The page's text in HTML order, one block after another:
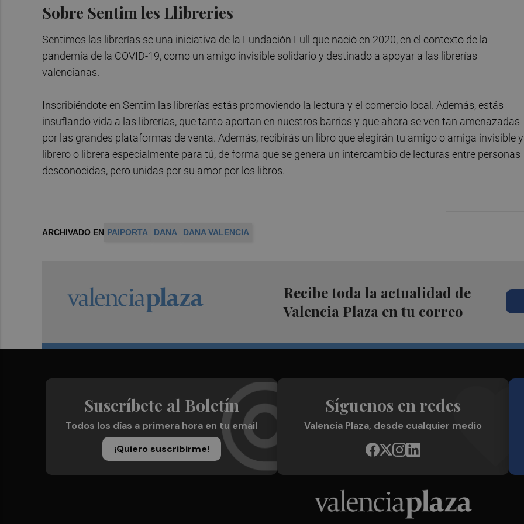
Sobre Sentim les Llibreries
Sentimos las librerías se una iniciativa de la Fundación Full que nació en 2020, en el contexto de la
pandemia de la COVID-19, como un amigo invisible solidario y destinado a apoyar a las librerías
valencianas.
Inscribiéndote en Sentim las librerías estás promoviendo la lectura y el comercio local. Además, estás
insuflando vida a las librerías, que tanto aportan en nuestros barrios y que ahora se ven tan amenazadas
por las grandes plataformas de venta. Además, recibirás un libro que elegirán tu amigo o amiga invisible
librero o librera especialmente para tú, de forma que se genera un intercambio de lecturas entre personas
desconocidas, pero unidas por su amor por los libros.
ARCHIVADO EN PAIPORTA DANA DANA VALENCIA
Recibe toda la actualidad de
Valencia Plaza en tu correo
Suscríbete al Boletín
Todos los días a primera hora en tu email
¡Quiero suscribirme!
Síguenos en redes
Valencia Plaza, desde cualquier medio